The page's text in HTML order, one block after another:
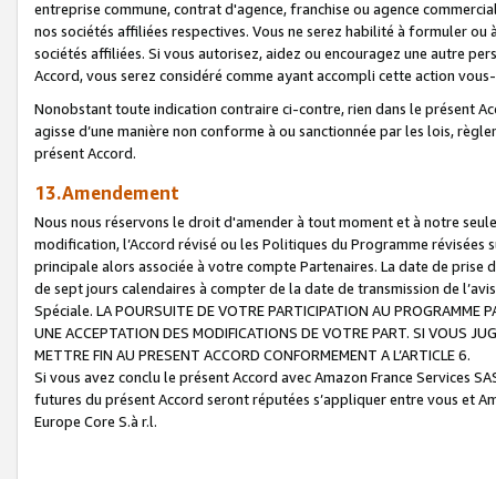
entreprise commune, contrat d'agence, franchise ou agence
nos sociétés affiliées respectives. Vous ne serez habilité à formuler
sociétés affiliées. Si vous autorisez, aidez ou encouragez une autre
Accord, vous serez considéré comme ayant accompli cette action
Nonobstant toute indication contraire ci-contre, rien dans le présent
agisse d’une manière non conforme à ou sanctionnée par les lois,
présent Accord.
13.Amendement
Nous nous réservons le droit d'amender à tout moment et à notre
modification, l’Accord révisé ou les Politiques du Programme
principale alors associée à votre compte Partenaires. La date de
de sept jours calendaires à compter de la date de transmission de
Spéciale. LA POURSUITE DE VOTRE PARTICIPATION AU PROGRAMME
UNE ACCEPTATION DES MODIFICATIONS DE VOTRE PART. SI VOUS
METTRE FIN AU PRESENT ACCORD CONFORMEMENT A L’ARTICLE 6.
Si vous avez conclu le présent Accord avec Amazon France Services
futures du présent Accord seront réputées s’appliquer entre vous et
Europe Core S.à r.l.